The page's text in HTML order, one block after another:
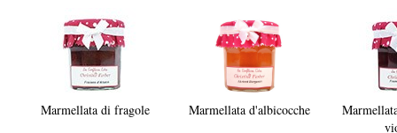
Marmellata di fragole Marmellata d'albicocche